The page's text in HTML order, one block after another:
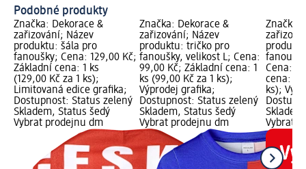
Podobné produkty
Značka: Dekorace &
zařizování; Název
produktu: šála pro
fanoušky; Cena: 129,00 Kč;
Základní cena: 1 ks
(129,00 Kč za 1 ks);
Limitovaná edice grafika;
Dostupnost: Status zelený
Skladem, Status šedý
Vybrat prodejnu dm
Značka: Dekorace &
zařizování; Název
produktu: tričko pro
fanoušky, velikost L; Cena:
99,00 Kč; Základní cena: 1
ks (99,00 Kč za 1 ks);
Výprodej grafika;
Dostupnost: Status zelený
Skladem, Status šedý
Vybrat prodejnu dm
Značka:
Cena:
cena: 1
ks);
Vybrat